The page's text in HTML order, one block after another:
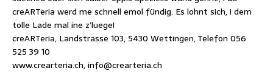
creARTeria werd me schnell emol fündig. Es lohnt sich, i dem
tolle Lade mal ine z’luege!
creARTeria, Landstrasse 103, 5430 Wettingen, Telefon 056
525 39 10
www.crearteria.ch, info@crearteria.ch